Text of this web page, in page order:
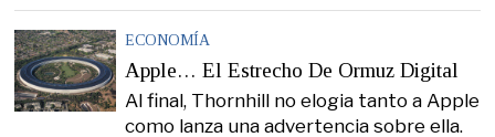
ECONOMÍA
Apple… El Estrecho De Ormuz Digital
Al final, Thornhill no elogia tanto a Apple
como lanza una advertencia sobre ella.